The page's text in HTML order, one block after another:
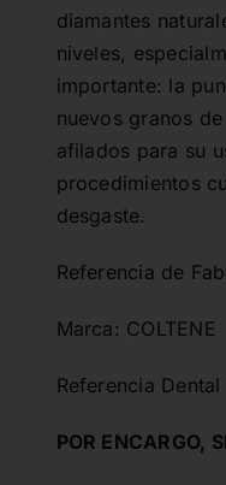
diamantes
niveles,
importante: la
nuevos granos
afilados para su
procedimientos
desgaste.
Referencia de
Marca: COLTENE
Referencia
POR ENCARGO,